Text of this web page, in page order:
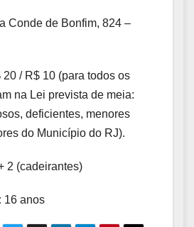
Conde de Bonfim, 824 –
20 / R$ 10 (para todos os
na Lei prevista de meia:
deficientes, menores
do Município do RJ).
2 (cadeirantes)
16 anos